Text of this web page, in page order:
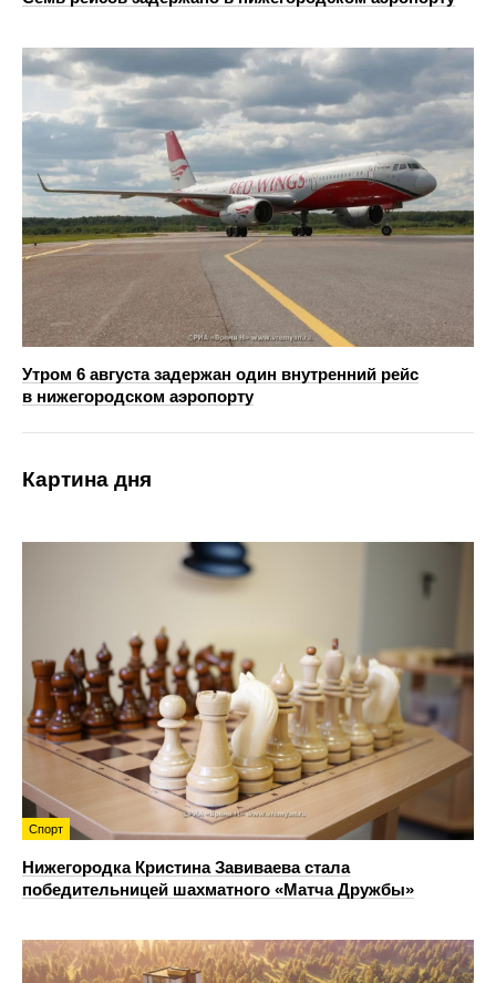
Утром 6 августа задержан один внутренний рейс
в нижегородском аэропорту
Картина дня
Спорт
Нижегородка Кристина Завиваева стала
победительницей шахматного «Матча Дружбы»